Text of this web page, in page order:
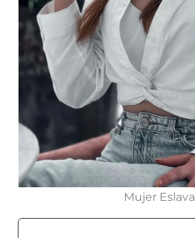
Mujer Eslava